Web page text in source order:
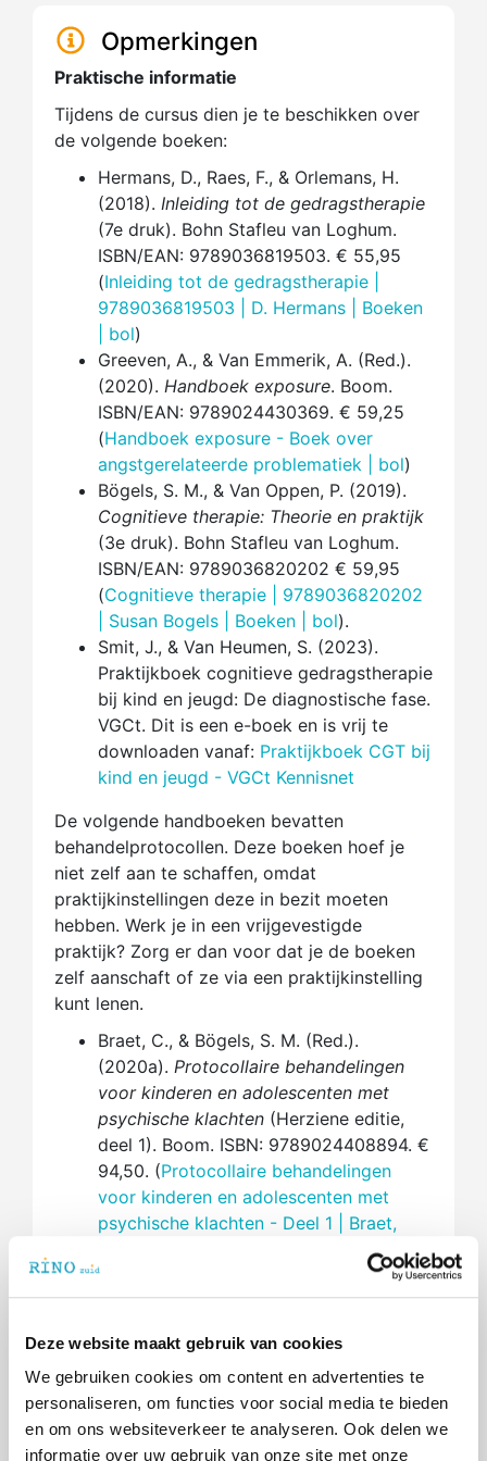
Deze website maakt gebruik van cookies
We gebruiken cookies om content en advertenties te
personaliseren, om functies voor social media te bieden
en om ons websiteverkeer te analyseren. Ook delen we
informatie over uw gebruik van onze site met onze
Opmerkingen
Praktische informatie
Tijdens de cursus dien je te beschikken over
de volgende boeken:
Hermans, D., Raes, F., & Orlemans, H.
(2018). Inleiding tot de gedragstherapie
(7e druk). Bohn Stafleu van Loghum.
ISBN/EAN: 9789036819503. € 55,95
(Inleiding tot de gedragstherapie |
9789036819503 | D. Hermans | Boeken
| bol)
Greeven, A., & Van Emmerik, A. (Red.).
(2020). Handboek exposure. Boom.
ISBN/EAN: 9789024430369. € 59,25
(Handboek exposure - Boek over
angstgerelateerde problematiek | bol)
Bögels, S. M., & Van Oppen, P. (2019).
Cognitieve therapie: Theorie en praktijk
(3e druk). Bohn Stafleu van Loghum.
ISBN/EAN: 9789036820202 € 59,95
(Cognitieve therapie | 9789036820202
| Susan Bogels | Boeken | bol).
Smit, J., & Van Heumen, S. (2023).
Praktijkboek cognitieve gedragstherapie
bij kind en jeugd: De diagnostische fase.
VGCt. Dit is een e-boek en is vrij te
downloaden vanaf: Praktijkboek CGT bij
kind en jeugd - VGCt Kennisnet
De volgende handboeken bevatten
behandelprotocollen. Deze boeken hoef je
niet zelf aan te schaffen, omdat
praktijkinstellingen deze in bezit moeten
hebben. Werk je in een vrijgevestigde
praktijk? Zorg er dan voor dat je de boeken
zelf aanschaft of ze via een praktijkinstelling
kunt lenen.
Braet, C., & Bögels, S. M. (Red.).
(2020a). Protocollaire behandelingen
voor kinderen en adolescenten met
psychische klachten (Herziene editie,
deel 1). Boom. ISBN: 9789024408894. €
94,50. (Protocollaire behandelingen
voor kinderen en adolescenten met
psychische klachten - Deel 1 | Braet,
Bögels | 9789024408894 | Boom)
Braet, C., & Bögels, S. M. (Red.).
(2020b).Protocollaire behandelingen
psychische klachten(Herziene editie,
deel 2). Boom. ISBN: 9789024408900.
€ 94,50. (Protocollaire behandelingen
voor kinderen en adolescenten met